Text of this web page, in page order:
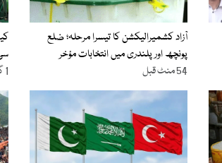
آزاد کشمیرالیکشن کا تیسرا مرحلہ؛ ضلع
پونچھ اور پلندری میں انتخابات مؤخر
54 منٹ قبل
سی 19 اگست کو
1 گھنٹے قبل